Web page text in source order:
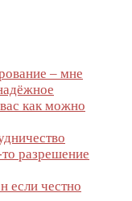
– мне
как можно
разрешение
если честно